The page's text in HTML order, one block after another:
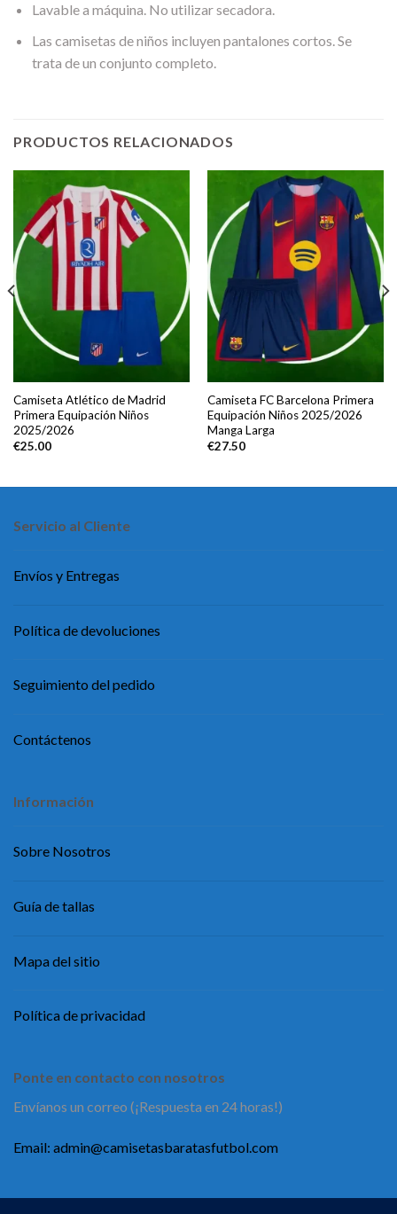
Lavable a máquina. No utilizar secadora.
Las camisetas de niños incluyen pantalones cortos. Se
trata de un conjunto completo.
PRODUCTOS RELACIONADOS
Camiseta Atlético de Madrid
Primera Equipación Niños
2025/2026
€25.00
Camiseta FC Barcelona Primera
Equipación Niños 2025/2026
Manga Larga
€27.50
Servicio al Cliente
Envíos y Entregas
Política de devoluciones
Seguimiento del pedido
Contáctenos
Información
Sobre Nosotros
Guía de tallas
Mapa del sitio
Política de privacidad
Ponte en contacto con nosotros
Envíanos un correo (¡Respuesta en 24 horas!)
Email: admin@camisetasbaratasfutbol.com